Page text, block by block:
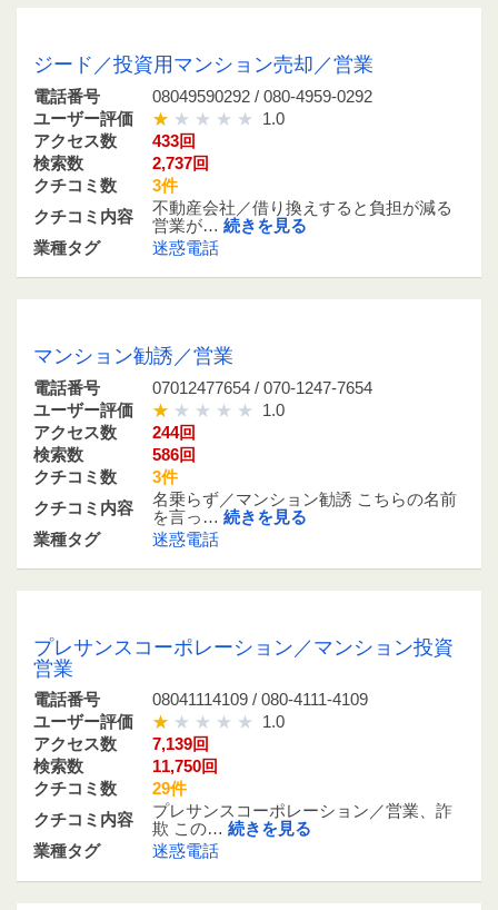
ジード／投資用マンション売却／営業
電話番号
08049590292 / 080-4959-0292
ユーザー評価
1.0
アクセス数
433回
検索数
2,737回
クチコミ数
3件
クチコミ内容
不動産会社／借り換えすると負担が減る
営業が… 続きを見る
業種タグ
迷惑電話
マンション勧誘／営業
電話番号
07012477654 / 070-1247-7654
ユーザー評価
1.0
アクセス数
244回
検索数
586回
クチコミ数
3件
クチコミ内容
名乗らず／マンション勧誘 こちらの名前
を言っ… 続きを見る
業種タグ
迷惑電話
プレサンスコーポレーション／マンション投資
営業
電話番号
08041114109 / 080-4111-4109
ユーザー評価
1.0
アクセス数
7,139回
検索数
11,750回
クチコミ数
29件
クチコミ内容
プレサンスコーポレーション／営業、詐
欺 この… 続きを見る
業種タグ
迷惑電話